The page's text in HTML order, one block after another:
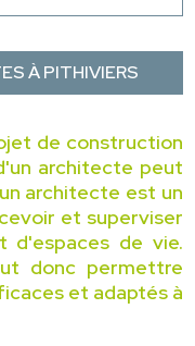
À PITHIVIERS
de construction
architecte peut
architecte est un
et superviser
d'espaces de vie.
donc permettre
et adaptés à